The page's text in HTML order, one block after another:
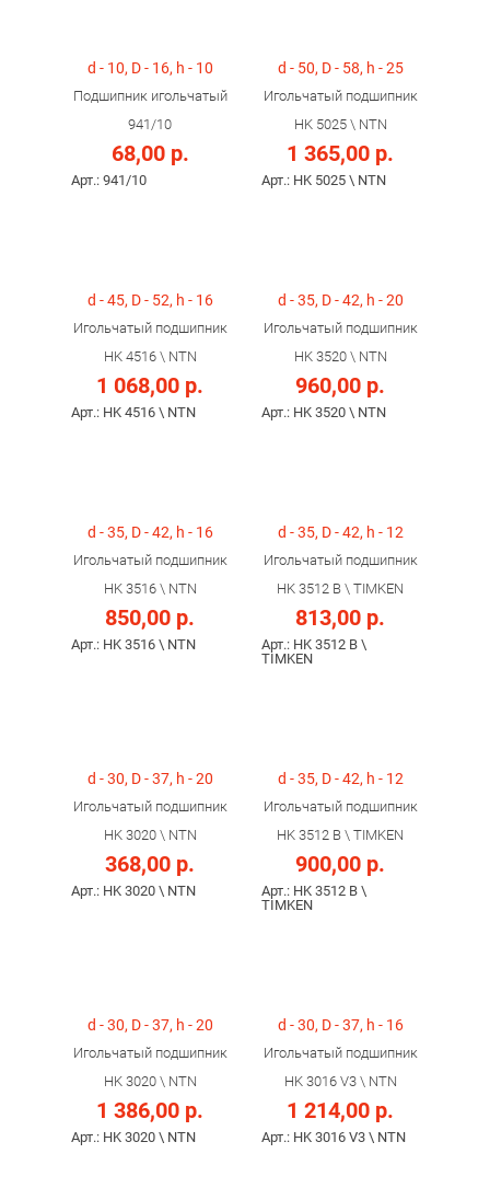
d - 10, D - 16, h - 10
Подшипник игольчатый
941/10
68,00 р.
Арт.: 941/10
d - 50, D - 58, h - 25
Игольчатый подшипник
HK 5025 \ NTN
1 365,00 р.
Арт.: HK 5025 \ NTN
d - 45, D - 52, h - 16
Игольчатый подшипник
HK 4516 \ NTN
1 068,00 р.
Арт.: HK 4516 \ NTN
d - 35, D - 42, h - 20
Игольчатый подшипник
HK 3520 \ NTN
960,00 р.
Арт.: HK 3520 \ NTN
d - 35, D - 42, h - 16
Игольчатый подшипник
HK 3516 \ NTN
850,00 р.
Арт.: HK 3516 \ NTN
d - 35, D - 42, h - 12
Игольчатый подшипник
HK 3512 B \ TIMKEN
813,00 р.
Арт.: HK 3512 B \
TIMKEN
d - 30, D - 37, h - 20
Игольчатый подшипник
HK 3020 \ NTN
368,00 р.
Арт.: HK 3020 \ NTN
d - 35, D - 42, h - 12
Игольчатый подшипник
HK 3512 B \ TIMKEN
900,00 р.
Арт.: HK 3512 B \
TIMKEN
d - 30, D - 37, h - 20
Игольчатый подшипник
HK 3020 \ NTN
1 386,00 р.
Арт.: HK 3020 \ NTN
d - 30, D - 37, h - 16
Игольчатый подшипник
HK 3016 V3 \ NTN
1 214,00 р.
Арт.: HK 3016 V3 \ NTN